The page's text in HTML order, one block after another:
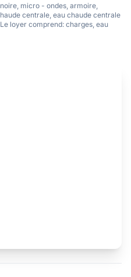
micro - ondes, armoire,
centrale, eau chaude centrale
loyer comprend: charges, eau